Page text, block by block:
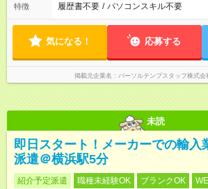
特徴 履歴書不要 / パソコンスキル不要
気になる！ 応募する
掲載元企業名 パーソルテンプスタッフ株式
未読
即日スタート！メーカーでの輸入
派遣＠横浜駅5分
紹介予定派遣 職種未経験OK ブランクOK